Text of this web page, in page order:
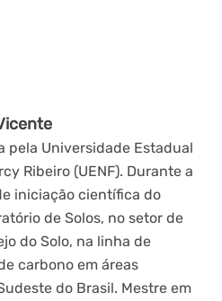
pela Universidade Estadual
Ribeiro (UENF). Durante a
iniciação científica do
de Solos, no setor de
do Solo, na linha de
carbono em áreas
do Brasil. Mestre em